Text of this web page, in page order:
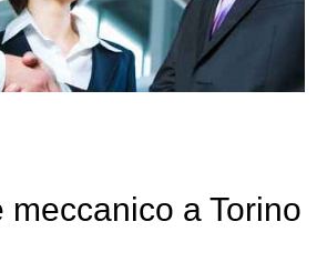
meccanico a Torino